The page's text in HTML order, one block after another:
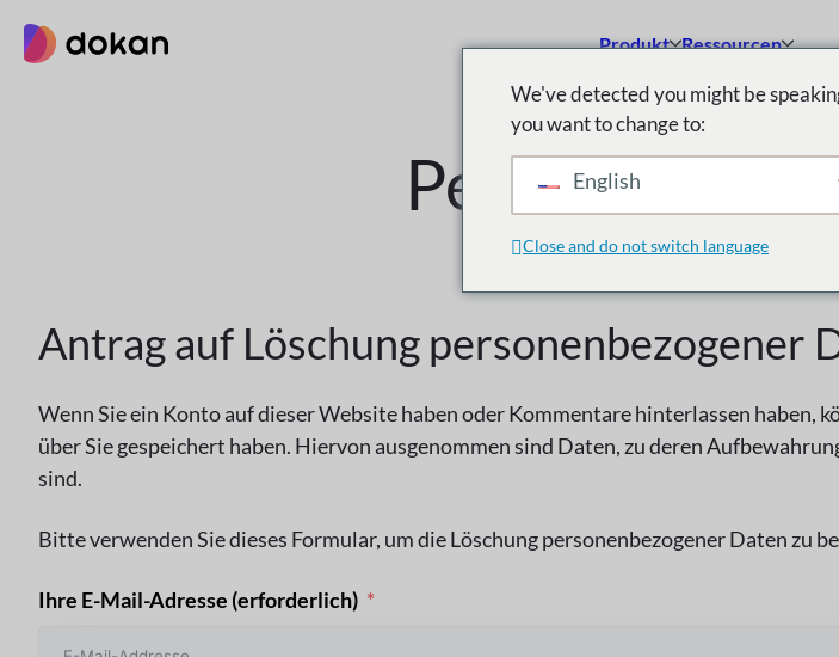
Inhalt
Produkt Ressourcen
Persönliche
Antrag auf Löschung personenbezogener
Wenn Sie ein Konto auf dieser Website haben oder Kommentare hinterlassen haben,
über Sie gespeichert haben. Hiervon ausgenommen sind Daten, zu deren
sind.
Bitte verwenden Sie dieses Formular, um die Löschung personenbezogener Daten zu
Ihre E-Mail-Adresse (erforderlich)
We've detected you might be
you want to change to:
English
Close and do not switch language